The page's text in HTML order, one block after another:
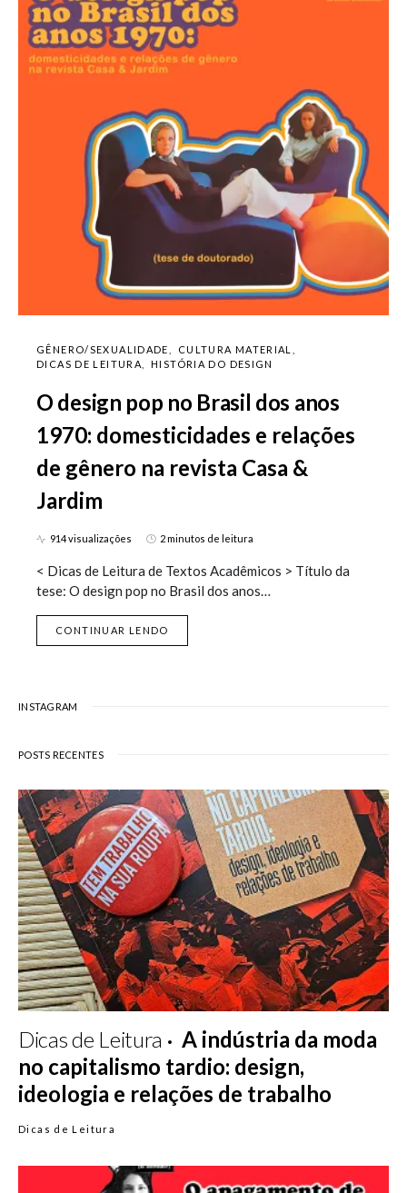
GÊNERO/SEXUALIDADE
CULTURA MATERIAL
DICAS DE LEITURA
HISTÓRIA DO DESIGN
O design pop no Brasil dos anos
1970: domesticidades e relações
de gênero na revista Casa &
Jardim
914 visualizações 2 minutos de leitura
< Dicas de Leitura de Textos Acadêmicos > Título da
tese: O design pop no Brasil dos anos…
CONTINUAR LENDO
INSTAGRAM
POSTS RECENTES
Dicas de Leitura
A indústria da moda
no capitalismo tardio: design,
ideologia e relações de trabalho
Dicas de Leitura